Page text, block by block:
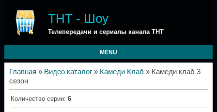
ТНТ - Шоу
Телепередачи и сериалы канала ТНТ
MENU
Главная » Видео каталог» Камеди Клаб » Камеди клаб 3
сезон
Количество серии: 6